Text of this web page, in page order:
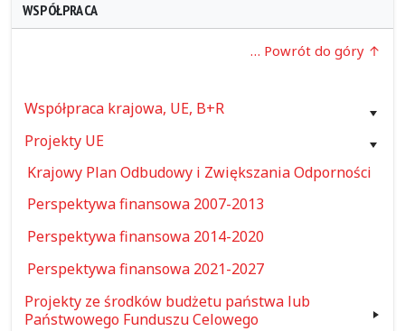
WSPÓŁPRACA
… Powrót do góry
Współpraca krajowa, UE, B+R
Projekty UE
Krajowy Plan Odbudowy i Zwiększania Odporności
Perspektywa finansowa 2007-2013
Perspektywa finansowa 2014-2020
Perspektywa finansowa 2021-2027
Projekty ze środków budżetu państwa lub
Państwowego Funduszu Celowego